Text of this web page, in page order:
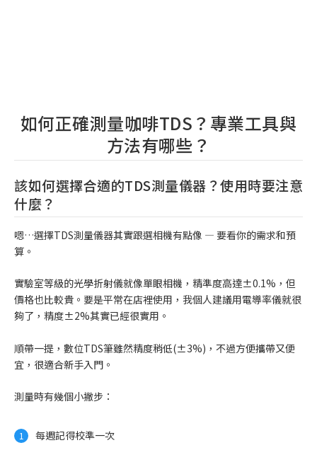
如何正確測量咖啡TDS？專業工具與
方法有哪些？
該如何選擇合適的TDS測量儀器？使用時要注意
什麼？
嗯…選擇TDS測量儀器其實跟選相機有點像 — 要看你的需求和預
算。
實驗室等級的光學折射儀就像單眼相機，精準度高達±0.1%，但
價格也比較貴。要是平常在店裡使用，我個人建議用電導率儀就很
夠了，精度±2%其實已經很實用。
順帶一提，數位TDS筆雖然精度稍低(±3%)，不過方便攜帶又便
宜，很適合新手入門。
測量時有幾個小撇步：
每週記得校準一次